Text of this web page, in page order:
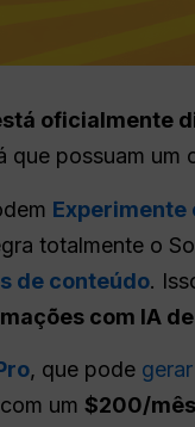
oficialmente
que possuam
Experimente
totalmente o
de conteúdo.
com IA
, que pode
um $200/mês